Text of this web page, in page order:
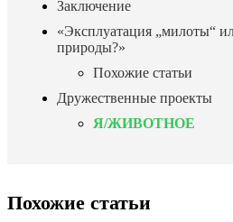
Заключение
«Эксплуатация „милоты“
природы?»
Похожие статьи
Дружественные проекты
Я/ЖИВОТНОЕ
Похожие статьи